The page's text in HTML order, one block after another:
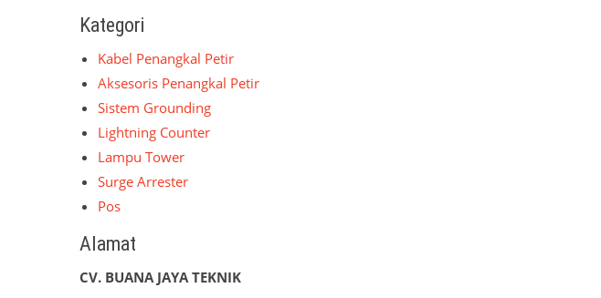
Kategori
Kabel Penangkal Petir
Aksesoris Penangkal Petir
Sistem Grounding
Lightning Counter
Lampu Tower
Surge Arrester
Pos
Alamat
CV. BUANA JAYA TEKNIK